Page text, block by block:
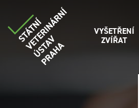
VYŠETŘENÍ
ZVÍŘAT